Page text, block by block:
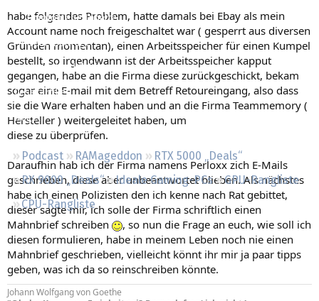
Empfohlene Inhalte
Neue Beiträge
Neueste Aktivitäten
Leserartikel
Regeln
Podcast RAMageddon
RTX 5000 „Deals“
RX 9000 „Deals“
Ideale Gaming-PCs
GPU-Rangliste
CPU-Rangliste
habe folgendes Problem, hatte damals bei Ebay als mein
Account name noch freigeschaltet war ( gesperrt aus diversen
Gründen momentan), einen Arbeitsspeicher für einen Kumpel
bestellt, so irgendwann ist der Arbeitsspeicher kapput
gegangen, habe an die Firma diese zurückgeschickt, bekam
sogar eine E-mail mit dem Betreff Retoureingang, also dass
sie die Ware erhalten haben und an die Firma Teammemory (
Hersteller ) weitergeleitet haben, um
diese zu überprüfen.
Daraufhin hab ich der Firma namens Perloxx zich E-Mails
geschrieben, diese aber unbeantwortet blieben. Als nächstes
habe ich einen Polizisten den ich kenne nach Rat gebittet,
dieser sagte mir, ich solle der Firma schriftlich einen
Mahnbrief schreiben
, so nun die Frage an euch, wie soll ich
diesen formulieren, habe in meinem Leben noch nie einen
Mahnbrief geschrieben, vielleicht könnt ihr mir ja paar tipps
geben, was ich da so reinschreiben könnte.
Johann Wolfgang von Goethe